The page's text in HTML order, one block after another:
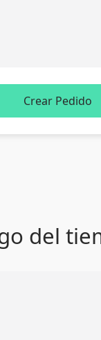
Crear Pedido
del